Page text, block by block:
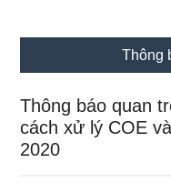
Thông
Thông báo quan
cách xử lý COE
2020